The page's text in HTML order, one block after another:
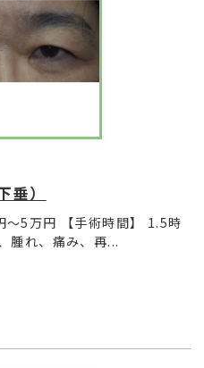
）
〜5万円 【手術時間】 1.5時
腫れ、痛み、再...